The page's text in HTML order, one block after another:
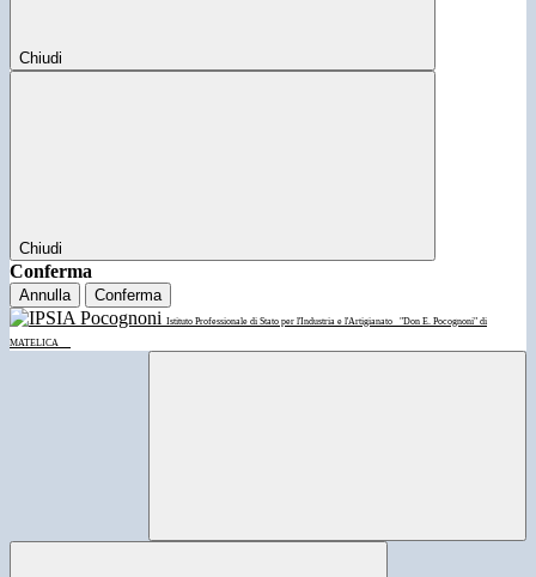
Chiudi
Chiudi
Conferma
Annulla Conferma
Istituto Professionale di Stato per l'Industria e l'Artigianato
"Don E. Pocognoni" di
MATELICA